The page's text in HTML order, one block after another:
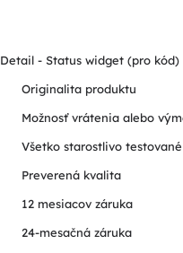
Detail - Status widget (pro kód)
Originalita produktu
Možnosť vrátenia alebo
Všetko starostlivo
Preverená kvalita
12 mesiacov záruka
24-mesačná záruka